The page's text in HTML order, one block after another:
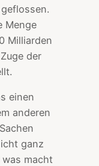
Menge
Milliarden
der
einen
anderen
ganz
macht